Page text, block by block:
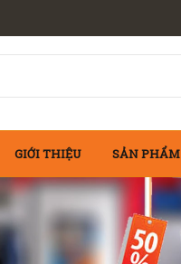
GIỚI THIỆU SẢN PHẨM